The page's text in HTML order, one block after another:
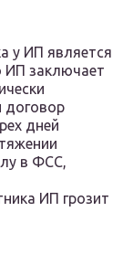
у ИП является
ИП заключает
договор
дней
в ФСС,
ИП грозит